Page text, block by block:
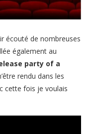
écouté de nombreuses
également au
party of a
rendu dans les
cette fois je voulais